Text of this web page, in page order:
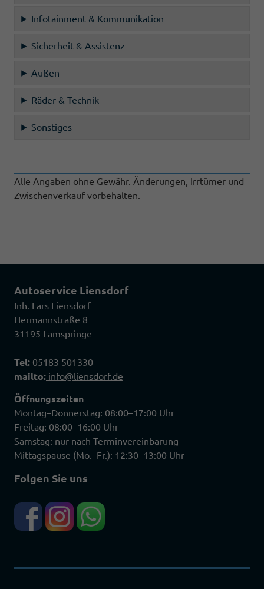
Infotainment & Kommunikation
Sicherheit & Assistenz
Außen
Räder & Technik
Sonstiges
Alle Angaben ohne Gewähr. Änderungen, Irrtümer und
Zwischenverkauf vorbehalten.
Autoservice Liensdorf
Inh. Lars Liensdorf
Hermannstraße 8
31195 Lamspringe
Tel: 05183 501330
mailto: info@liensdorf.de
Öffnungszeiten
Montag–Donnerstag: 08:00–17:00 Uhr
Freitag: 08:00–16:00 Uhr
Samstag: nur nach Terminvereinbarung
Mittagspause (Mo.–Fr.): 12:30–13:00 Uhr
Folgen Sie uns